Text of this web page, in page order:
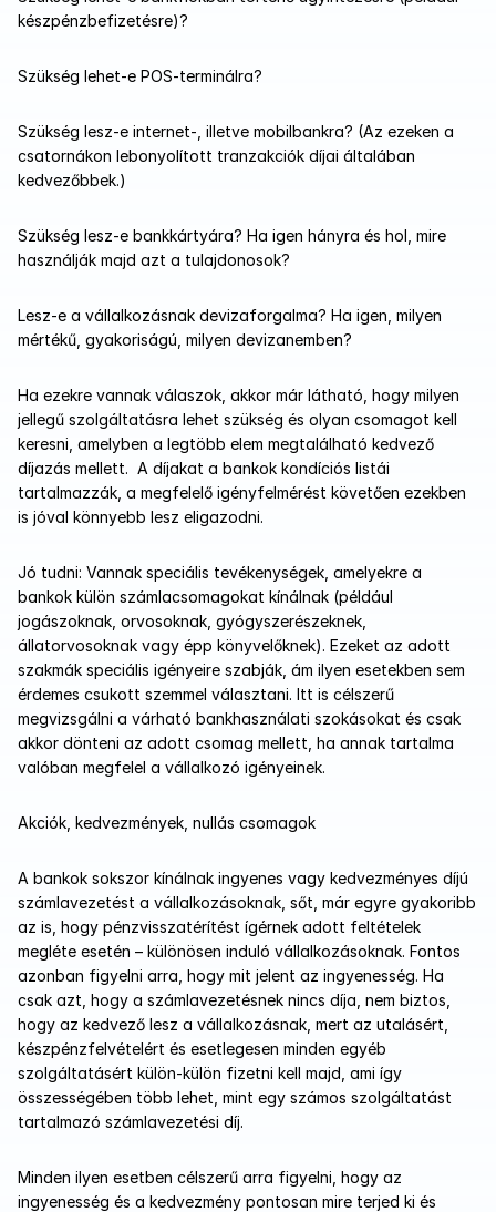
készpénzbefizetésre)?
Szükség lehet-e POS-terminálra?
Szükség lesz-e internet-, illetve mobilbankra? (Az ezeken a
csatornákon lebonyolított tranzakciók díjai általában
kedvezőbbek.)
Szükség lesz-e bankkártyára? Ha igen hányra és hol, mire
használják majd azt a tulajdonosok?
Lesz-e a vállalkozásnak devizaforgalma? Ha igen, milyen
mértékű, gyakoriságú, milyen devizanemben?
Ha ezekre vannak válaszok, akkor már látható, hogy milyen
jellegű szolgáltatásra lehet szükség és olyan csomagot kell
keresni, amelyben a legtöbb elem megtalálható kedvező
díjazás mellett.  A díjakat a bankok kondíciós listái
tartalmazzák, a megfelelő igényfelmérést követően ezekben
is jóval könnyebb lesz eligazodni.
Jó tudni: Vannak speciális tevékenységek, amelyekre a
bankok külön számlacsomagokat kínálnak (például
jogászoknak, orvosoknak, gyógyszerészeknek,
állatorvosoknak vagy épp könyvelőknek). Ezeket az adott
szakmák speciális igényeire szabják, ám ilyen esetekben sem
érdemes csukott szemmel választani. Itt is célszerű
megvizsgálni a várható bankhasználati szokásokat és csak
akkor dönteni az adott csomag mellett, ha annak tartalma
valóban megfelel a vállalkozó igényeinek.
Akciók, kedvezmények, nullás csomagok
A bankok sokszor kínálnak ingyenes vagy kedvezményes díjú
számlavezetést a vállalkozásoknak, sőt, már egyre gyakoribb
az is, hogy pénzvisszatérítést ígérnek adott feltételek
megléte esetén – különösen induló vállalkozásoknak. Fontos
azonban figyelni arra, hogy mit jelent az ingyenesség. Ha
csak azt, hogy a számlavezetésnek nincs díja, nem biztos,
hogy az kedvező lesz a vállalkozásnak, mert az utalásért,
készpénzfelvételért és esetlegesen minden egyéb
szolgáltatásért külön-külön fizetni kell majd, ami így
összességében több lehet, mint egy számos szolgáltatást
tartalmazó számlavezetési díj.
Minden ilyen esetben célszerű arra figyelni, hogy az
ingyenesség és a kedvezmény pontosan mire terjed ki és